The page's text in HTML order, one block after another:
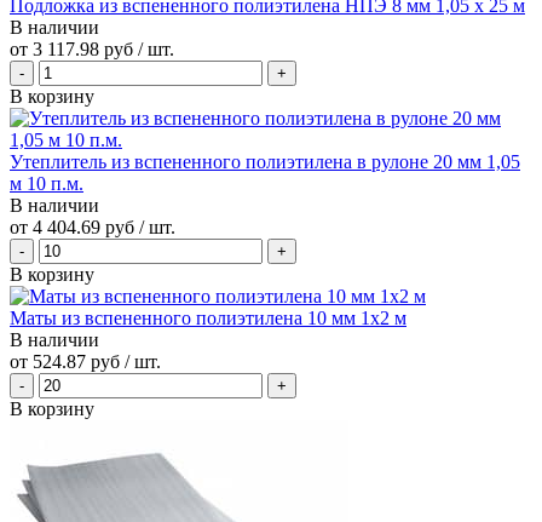
Подложка из вспененного полиэтилена НПЭ 8 мм 1,05 х 25 м
В наличии
от 3 117.98 руб / шт.
В корзину
Утеплитель из вспененного полиэтилена в рулоне 20 мм 1,05
м 10 п.м.
В наличии
от 4 404.69 руб / шт.
В корзину
Маты из вспененного полиэтилена 10 мм 1x2 м
В наличии
от 524.87 руб / шт.
В корзину